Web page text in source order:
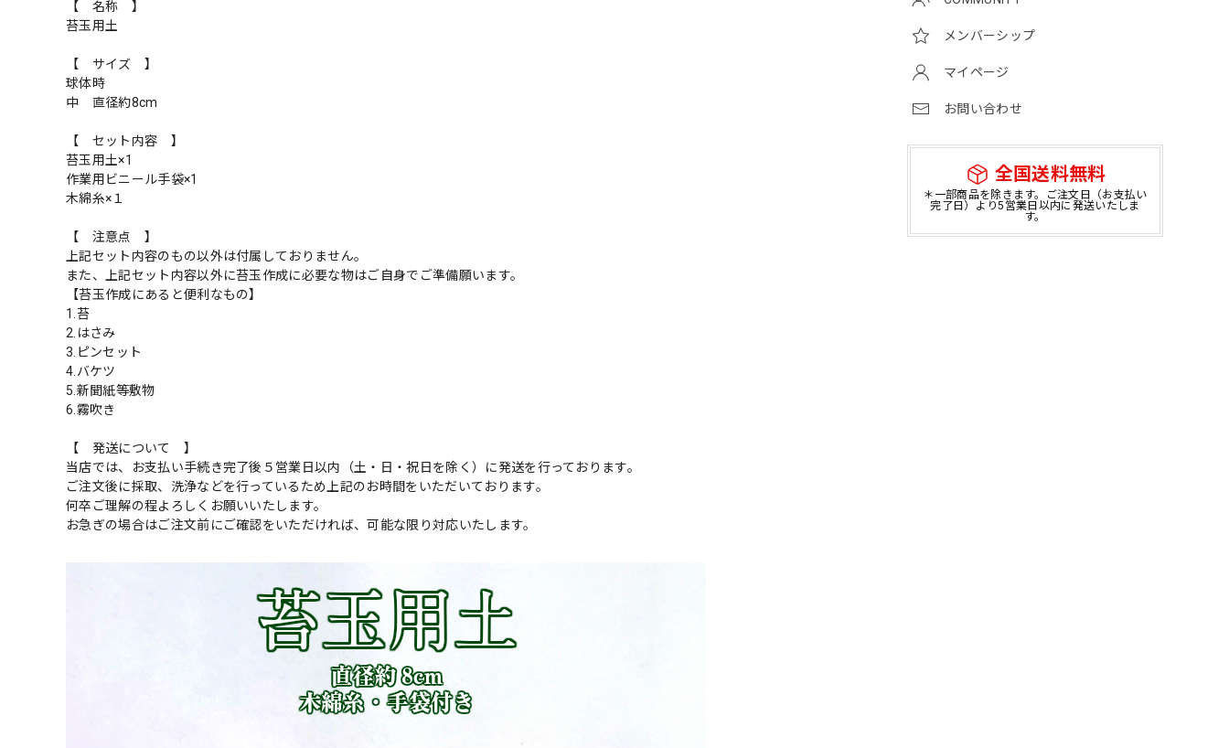
メンバーシップ
マイページ
お問い合わせ
全国送料無料
＊一部商品を除きます。ご注文日（お支払い
完了日）より5営業日以内に発送いたしま
す。
【 名称 】
苔玉用土
【 サイズ 】
球体時
中 直径約8cm
【 セット内容 】
苔玉用土×1
作業用ビニール手袋×1
木綿糸×１
【 注意点 】
上記セット内容のもの以外は付属しておりません。
また、上記セット内容以外に苔玉作成に必要な物はご自身でご準備願います。
【苔玉作成にあると便利なもの】
1.苔
2.はさみ
3.ピンセット
4.バケツ
5.新聞紙等敷物
6.霧吹き
【 発送について 】
当店では、お支払い手続き完了後５営業日以内（土・日・祝日を除く）に発送を行っております。
ご注文後に採取、洗浄などを行っているため上記のお時間をいただいております。
何卒ご理解の程よろしくお願いいたします。
お急ぎの場合はご注文前にご確認をいただければ、可能な限り対応いたします。